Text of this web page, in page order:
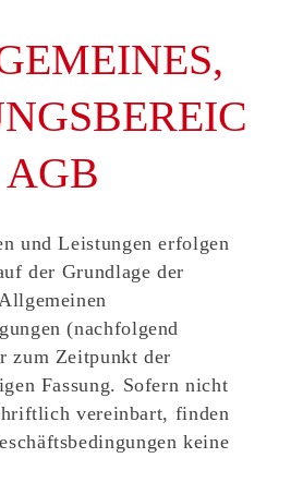
und Leistungen erfolgen
der Grundlage der
(nachfolgend
zum Zeitpunkt der
Fassung. Sofern nicht
vereinbart, finden
keine